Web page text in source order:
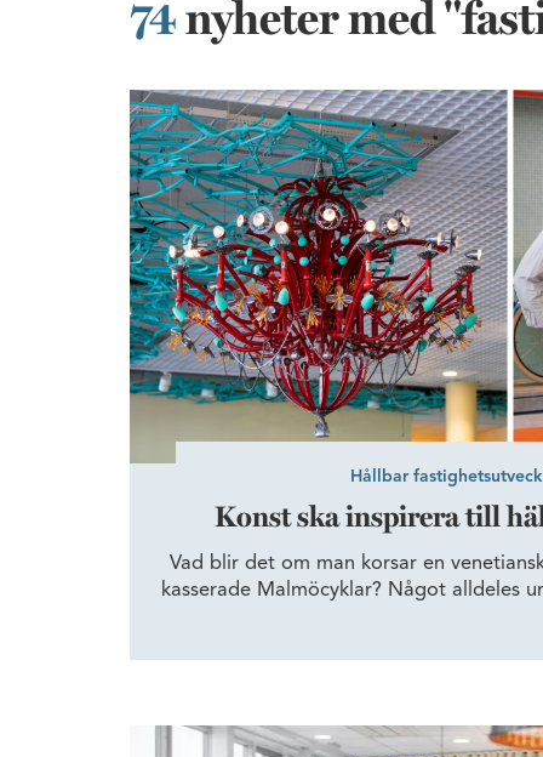
74 nyheter med
Konst ska inspirera till hälsosamma val
Hållbar
Konst ska inspirera till
Vad blir det om man korsar en
kasserade Malmöcyklar? Något alldeles
Wihlborgs möter rusning på kontorshotell